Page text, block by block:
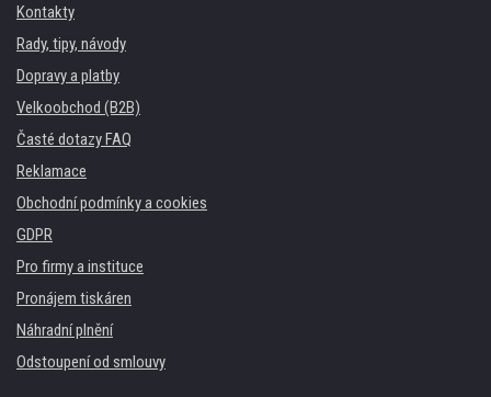
Kontakty
Rady, tipy, návody
Dopravy a platby
Velkoobchod (B2B)
Časté dotazy FAQ
Reklamace
Obchodní podmínky a cookies
GDPR
Pro firmy a instituce
Pronájem tiskáren
Náhradní plnění
Odstoupení od smlouvy